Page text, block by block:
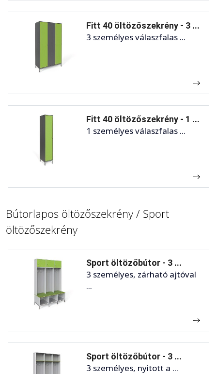
Fitt 40 öltözőszekrény - 3 ...
3 személyes válaszfalas ...
Fitt 40 öltözőszekrény - 1 ...
1 személyes válaszfalas ...
Bútorlapos öltözőszekrény / Sport
öltözőszekrény
Sport öltözőbútor - 3 ...
3 személyes, zárható ajtóval
...
Sport öltözőbútor - 3 ...
3 személyes, nyitott a ...